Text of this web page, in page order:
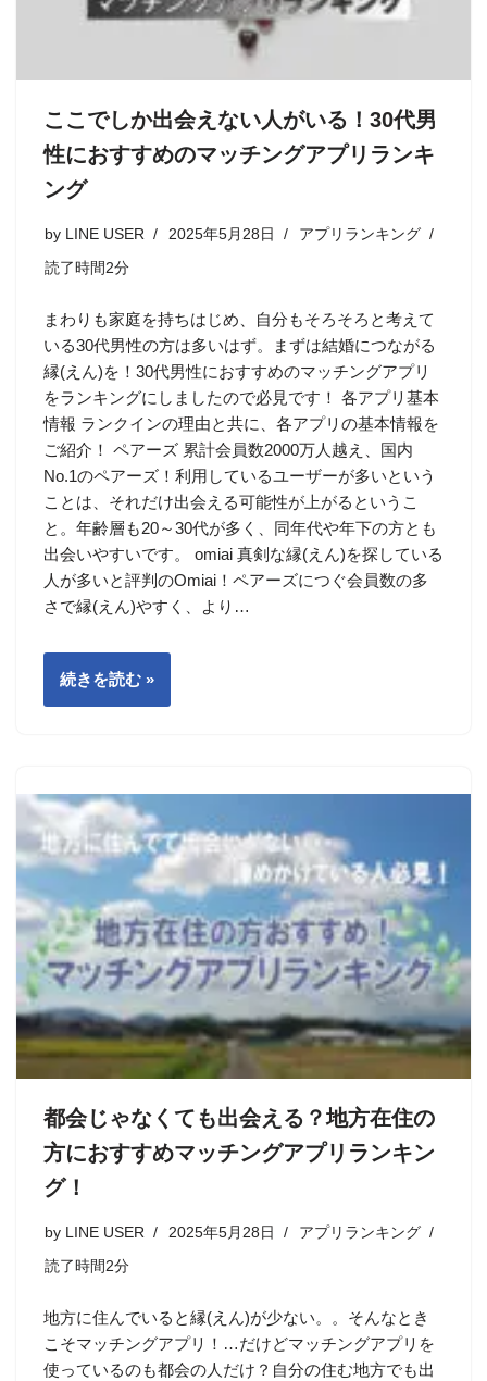
ここでしか出会えない人がいる！30代男
性におすすめのマッチングアプリランキ
ング
by LINE USER 2025年5月28日 アプリランキング
読了時間2分
まわりも家庭を持ちはじめ、自分もそろそろと考えて
いる30代男性の方は多いはず。まずは結婚につながる
縁(えん)を！30代男性におすすめのマッチングアプリ
をランキングにしましたので必見です！ 各アプリ基本
情報 ランクインの理由と共に、各アプリの基本情報を
ご紹介！ ペアーズ 累計会員数2000万人越え、国内
No.1のペアーズ！利用しているユーザーが多いという
ことは、それだけ出会える可能性が上がるというこ
と。年齢層も20～30代が多く、同年代や年下の方とも
出会いやすいです。 omiai 真剣な縁(えん)を探している
人が多いと評判のOmiai！ペアーズにつぐ会員数の多
さで縁(えん)やすく、より…
続きを読む »
都会じゃなくても出会える？地方在住の
方におすすめマッチングアプリランキン
グ！
by LINE USER 2025年5月28日 アプリランキング
読了時間2分
地方に住んでいると縁(えん)が少ない。。そんなとき
こそマッチングアプリ！…だけどマッチングアプリを
使っているのも都会の人だけ？自分の住む地方でも出